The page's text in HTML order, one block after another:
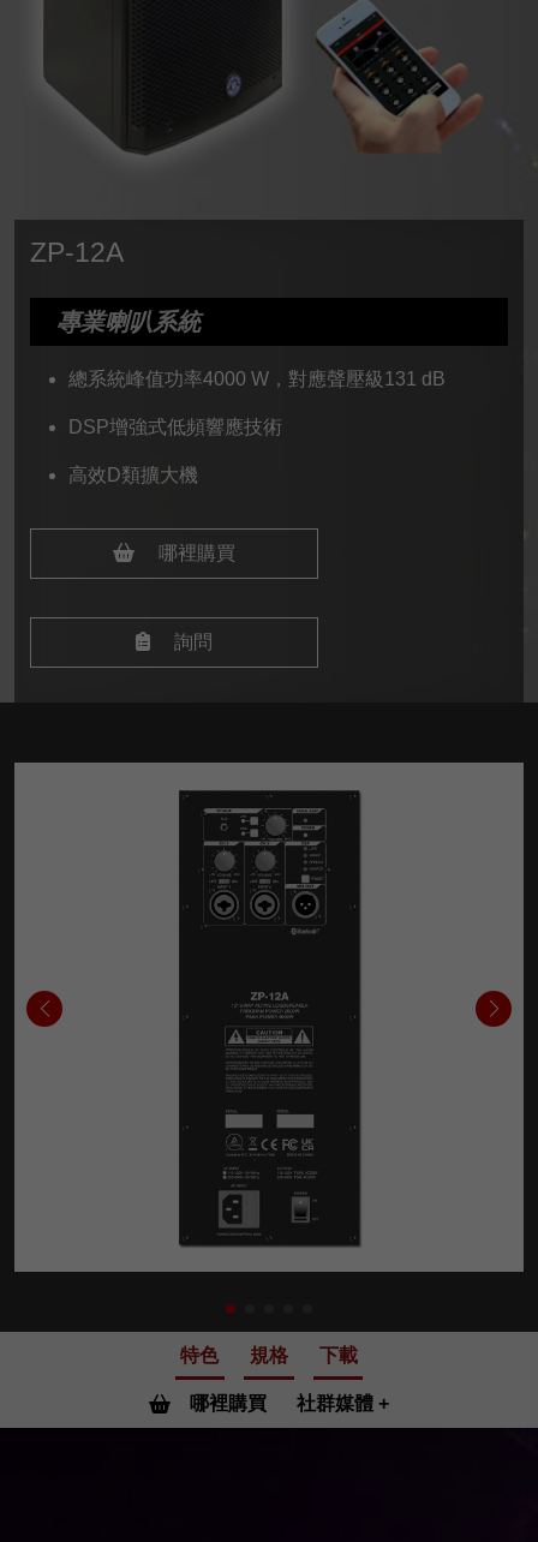
ZP-12A
專業喇叭系統
總系統峰值功率4000 W，對應聲壓級131 dB
DSP增強式低頻響應技術
高效D類擴大機
哪裡購買
詢問
特色 規格 下載
哪裡購買 社群媒體